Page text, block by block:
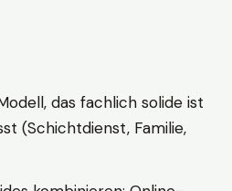
das fachlich solide ist
(Schichtdienst, Familie,